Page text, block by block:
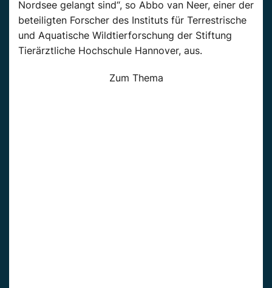
Nordsee gelangt sind“, so Abbo van Neer, einer der
beteiligten Forscher des Instituts für Terrestrische
und Aquatische Wildtierforschung der Stiftung
Tierärztliche Hochschule Hannover, aus.
Zum Thema